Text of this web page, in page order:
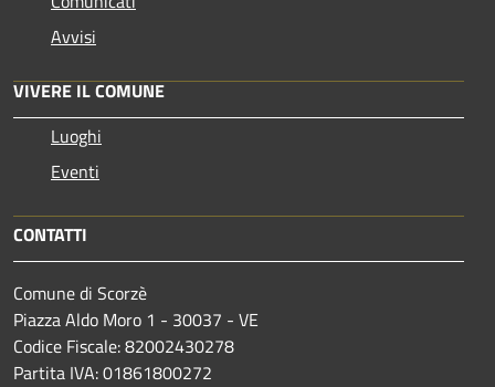
Avvisi
VIVERE IL COMUNE
Luoghi
Eventi
CONTATTI
Comune di Scorzè
Piazza Aldo Moro 1 - 30037 - VE
Codice Fiscale: 82002430278
Partita IVA: 01861800272